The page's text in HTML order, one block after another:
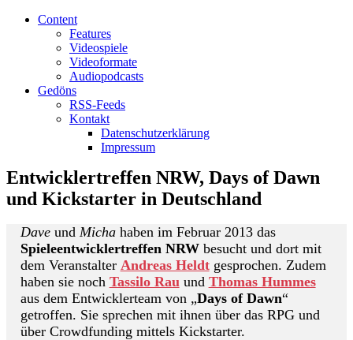
Content
Features
Videospiele
Videoformate
Audiopodcasts
Gedöns
RSS-Feeds
Kontakt
Datenschutzerklärung
Impressum
Entwicklertreffen NRW, Days of Dawn
und Kickstarter in Deutschland
Daveund Michahaben im Februar 2013 das
Spieleentwicklertreffen NRWbesucht und dort mit
dem Veranstalter Andreas Heldtgesprochen. Zudem
haben sie noch Tassilo Rau und Thomas Hummes
aus dem Entwicklerteam von „Days of Dawn“
getroffen. Sie sprechen mit ihnen über das RPG und
über Crowdfunding mittels Kickstarter.